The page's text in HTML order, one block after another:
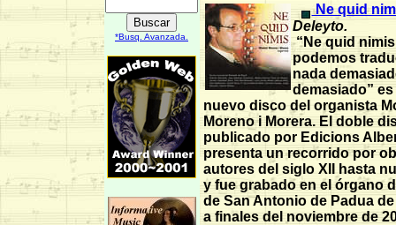
*Busq. Avanzada.
Ne quid
Deleyto.
“Ne quid
podemos
nada
demasiado”
nuevo disco del organista
Moreno i Morera. El doble
publicado por Edicions
presenta un recorrido por
autores del siglo XII hasta
y fue grabado en el órgano
de San Antonio de Padua
a finales del noviembre de